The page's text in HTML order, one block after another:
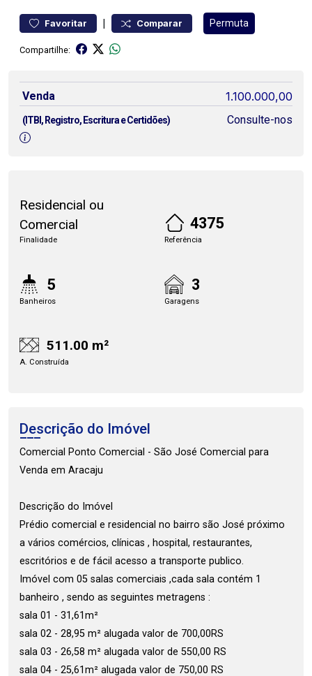
Favoritar | Comparar Permuta
Compartilhe:
Venda 1.100.000,00
(ITBI, Registro, Escritura e Certidões) Consulte-nos
Residencial ou
Comercial
Finalidade
4375
Referência
5
Banheiros
3
Garagens
511.00 m²
A. Construída
Descrição do Imóvel
Comercial Ponto Comercial - São José Comercial para
Venda em Aracaju
Descrição do Imóvel
Prédio comercial e residencial no bairro são José próximo
a vários comércios, clínicas , hospital, restaurantes,
escritórios e de fácil acesso a transporte publico.
Imóvel com 05 salas comerciais ,cada sala contém 1
banheiro , sendo as seguintes metragens :
sala 01 - 31,61m²
sala 02 - 28,95 m² alugada valor de 700,00RS
sala 03 - 26,58 m² alugada valor de 550,00 RS
sala 04 - 25,61m² alugada valor de 750,00 RS